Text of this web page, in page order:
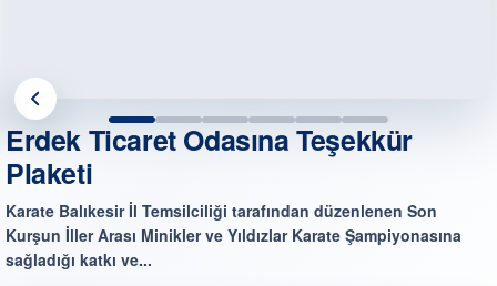
Erdek Ticaret Odasına Teşekkür
Plaketi
Karate Balıkesir İl Temsilciliği tarafından düzenlenen Son
Kurşun İller Arası Minikler ve Yıldızlar Karate Şampiyonasına
sağladığı katkı ve...